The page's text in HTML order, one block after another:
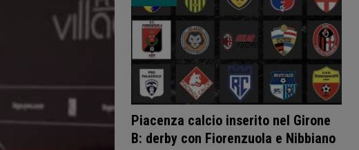
Piacenza calcio inserito nel Girone
B: derby con Fiorenzuola e Nibbiano